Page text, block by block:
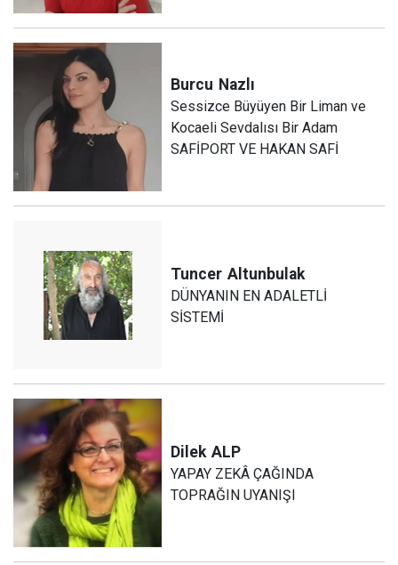
Burcu Nazlı
Sessizce Büyüyen Bir Liman ve
Kocaeli Sevdalısı Bir Adam
SAFİPORT VE HAKAN SAFİ
Tuncer Altunbulak
DÜNYANIN EN ADALETLİ
SİSTEMİ
Dilek ALP
YAPAY ZEKÂ ÇAĞINDA
TOPRAĞIN UYANIŞI